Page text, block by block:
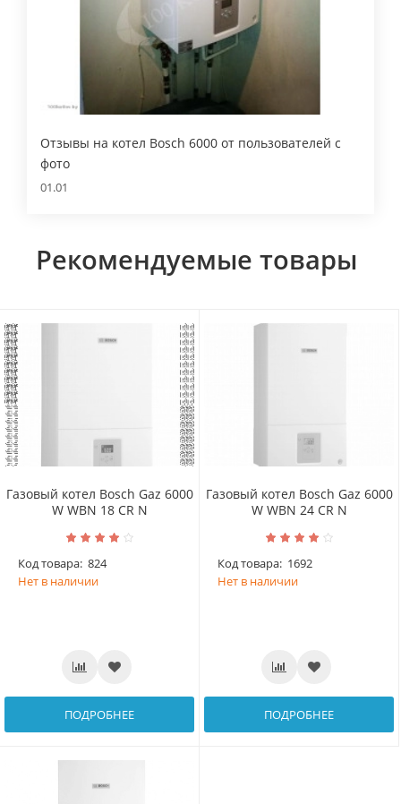
Отзывы на котел Bosch 6000 от пользователей с
фото
01.01
Рекомендуемые товары
Газовый котел Bosch Gaz 6000
W WBN 18 CR N
Код товара: 824
Нет в наличии
ПОДРОБНЕЕ
Газовый котел Bosch Gaz 6000
W WBN 24 CR N
Код товара: 1692
Нет в наличии
ПОДРОБНЕЕ